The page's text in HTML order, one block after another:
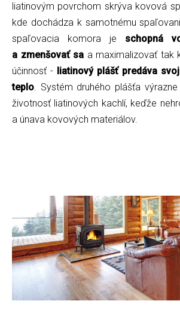
liatinovým povrchom skrýva kovová
kde dochádza k samotnému
spaľovacia komora je schopná
a zmenšovať sa a maximalizovať tak
účinnosť - liatinový plášť predáva
teplo. Systém druhého plášťa
životnosť liatinových kachlí, keďže
a únava kovových materiálov.